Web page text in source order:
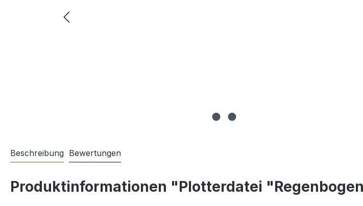
Beschreibung Bewertungen
Produktinformationen "Plotterdatei